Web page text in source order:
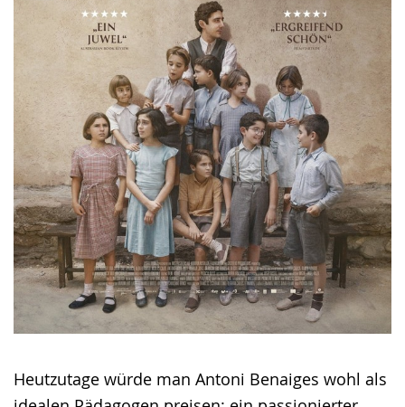
Heutzutage würde man Antoni Benaiges wohl als